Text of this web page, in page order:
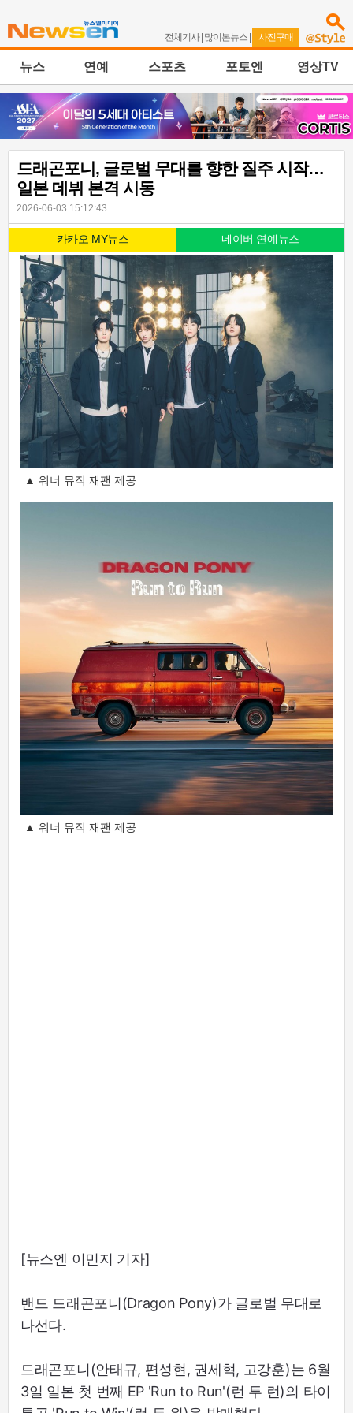
전체기사| 많이본뉴스 | 사진구매
뉴스 연예 스포츠 포토엔 영상TV
드래곤포니, 글로벌 무대를 향한 질주 시작…
일본 데뷔 본격 시동
2026-06-03 15:12:43
카카오 MY뉴스 네이버 연예뉴스
▲ 워너 뮤직 재팬 제공
▲ 워너 뮤직 재팬 제공
[뉴스엔 이민지 기자]
밴드 드래곤포니(Dragon Pony)가 글로벌 무대로
나선다.
드래곤포니(안태규, 편성현, 권세혁, 고강훈)는 6월
3일 일본 첫 번째 EP 'Run to Run'(런 투 런)의 타이